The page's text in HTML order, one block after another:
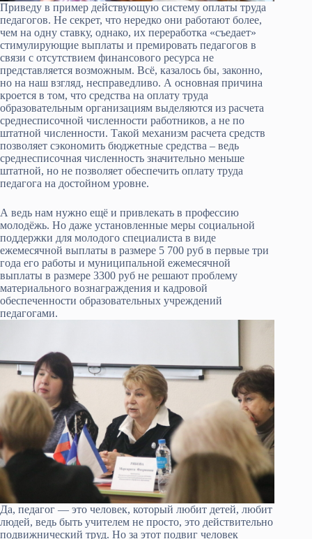
Приведу в пример действующую систему оплаты труда
педагогов. Не секрет, что нередко они работают более,
чем на одну ставку, однако, их переработка «съедает»
стимулирующие выплаты и премировать педагогов в
связи с отсутствием финансового ресурса не
представляется возможным. Всё, казалось бы, законно,
но на наш взгляд, несправедливо. А основная причина
кроется в том, что средства на оплату труда
образовательным организациям выделяются из расчета
среднесписочной численности работников, а не по
штатной численности. Такой механизм расчета средств
позволяет сэкономить бюджетные средства – ведь
среднесписочная численность значительно меньше
штатной, но не позволяет обеспечить оплату труда
педагога на достойном уровне.
А ведь нам нужно ещё и привлекать в профессию
молодёжь. Но даже установленные меры социальной
поддержки для молодого специалиста в виде
ежемесячной выплаты в размере 5 700 руб в первые три
года его работы и муниципальной ежемесячной
выплаты в размере 3300 руб не решают проблему
материального вознаграждения и кадровой
обеспеченности образовательных учреждений
педагогами.
Да, педагог — это человек, который любит детей, любит
людей, ведь быть учителем не просто, это действительно
подвижнический труд. Но за этот подвиг человек